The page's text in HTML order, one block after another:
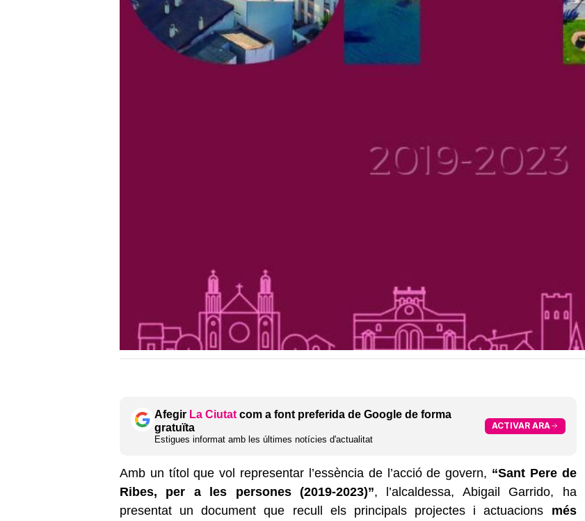
Afegir La Ciutat com a font preferida de Google de forma
gratuïta
Estigues informat amb les últimes notícies d'actualitat
ACTIVAR ARA
Amb un títol que vol representar l’essència de l’acció de govern, “Sant Pere de
Ribes, per a les persones (2019-2023)”, l’alcaldessa, Abigail Garrido, ha
presentat un document que recull els principals projectes i actuacions més